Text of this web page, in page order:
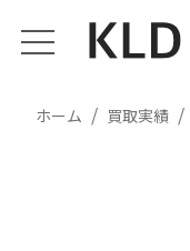
ホーム 買取実績